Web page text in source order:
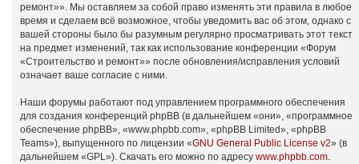
ремонт»». Мы оставляем за собой право изменять эти правила в любое
время и сделаем всё возможное, чтобы уведомить вас об этом, однако с
вашей стороны было бы разумным регулярно просматривать этот текст
на предмет изменений, так как использование конференции «Форум
«Строительство и ремонт»» после обновления/исправления условий
означает ваше согласие с ними.
Наши форумы работают под управлением программного обеспечения
для создания конференций phpBB (в дальнейшем «они», «программное
обеспечение phpBB», «www.phpbb.com», «phpBB Limited», «phpBB
Teams»), выпущенного по лицензии «GNU General Public License v2» (в
дальнейшем «GPL»). Скачать его можно по адресу www.phpbb.com.